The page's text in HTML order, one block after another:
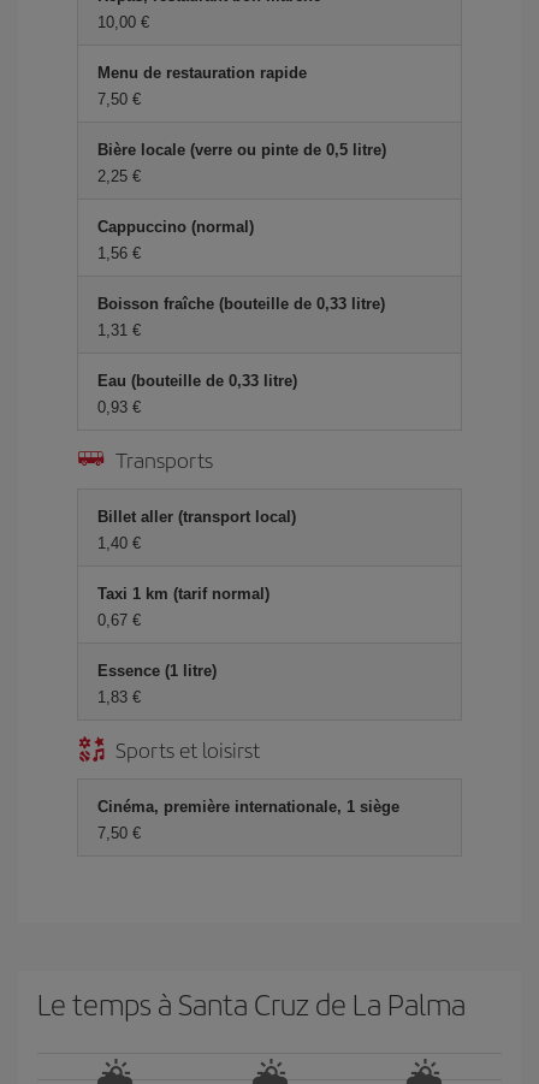
10,00 €
Menu de restauration rapide
7,50 €
Bière locale (verre ou pinte de 0,5 litre)
2,25 €
Cappuccino (normal)
1,56 €
Boisson fraîche (bouteille de 0,33 litre)
1,31 €
Eau (bouteille de 0,33 litre)
0,93 €
Transports
Billet aller (transport local)
1,40 €
Taxi 1 km (tarif normal)
0,67 €
Essence (1 litre)
1,83 €
Sports et loisirst
Cinéma, première internationale, 1 siège
7,50 €
Le temps à Santa Cruz de La Palma